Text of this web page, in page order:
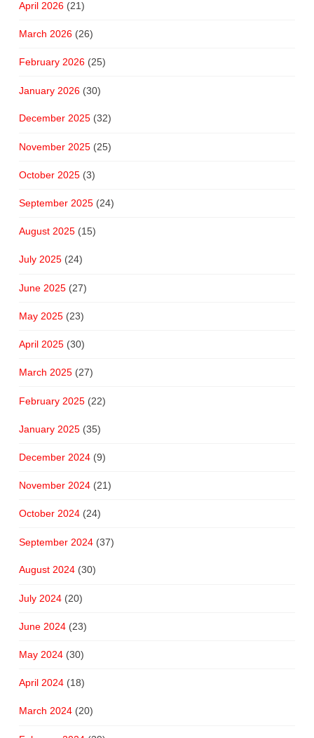
April 2026(21)
March 2026(26)
February 2026(25)
January 2026(30)
December 2025(32)
November 2025(25)
October 2025(3)
September 2025(24)
August 2025(15)
July 2025(24)
June 2025(27)
May 2025(23)
April 2025(30)
March 2025(27)
February 2025(22)
January 2025(35)
December 2024(9)
November 2024(21)
October 2024(24)
September 2024(37)
August 2024(30)
July 2024(20)
June 2024(23)
May 2024(30)
April 2024(18)
March 2024(20)